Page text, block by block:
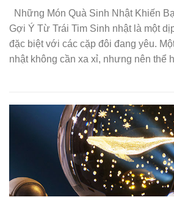
Những Món Quà Sinh Nhật Khiến
Gợi Ý Từ Trái Tim Sinh nhật là một
đặc biệt với các cặp đôi đang yêu.
nhật không cần xa xỉ, nhưng nên thể